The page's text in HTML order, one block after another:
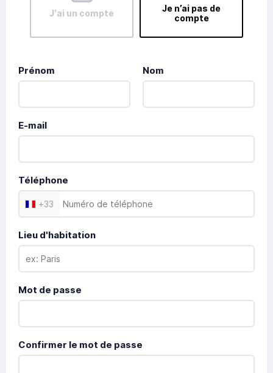
J'ai un compte
Je n’ai pas de
compte
Prénom Nom
E-mail
Téléphone
+33
Lieu d'habitation
Mot de passe
Confirmer le mot de passe